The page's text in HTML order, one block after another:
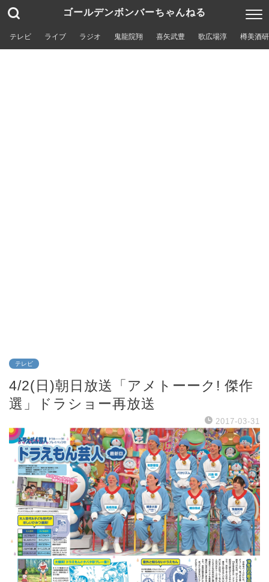
ゴールデンボンバーちゃんねる
テレビ ライブ ラジオ 鬼龍院翔 喜矢武豊 歌広場淳 樽美酒
テレビ
4/2(日)朝日放送「アメトーーク! 傑作
選」ドラショー再放送
2017-03-31